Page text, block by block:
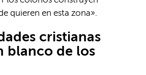
quieren en esta zona».
cristianas
blanco de los